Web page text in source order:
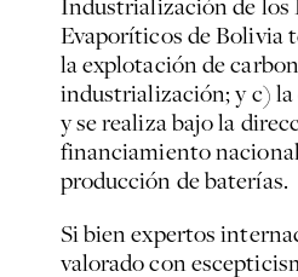
Evaporíticos de Bolivia
la explotación de
industrialización; y c)
y se realiza bajo la
financiamiento
producción de baterías.
Si bien expertos
valorado con